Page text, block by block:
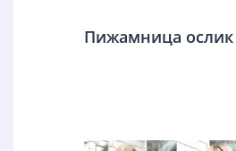
Пижамница ослик